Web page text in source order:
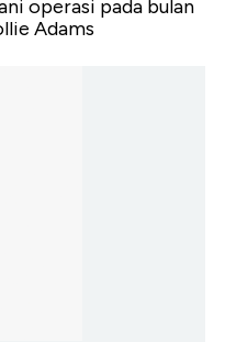
operasi pada bulan
Adams